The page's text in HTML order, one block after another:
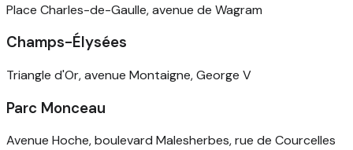
Place Charles-de-Gaulle, avenue de Wagram
Champs-Élysées
Triangle d'Or, avenue Montaigne, George V
Parc Monceau
Avenue Hoche, boulevard Malesherbes, rue de Courcelles